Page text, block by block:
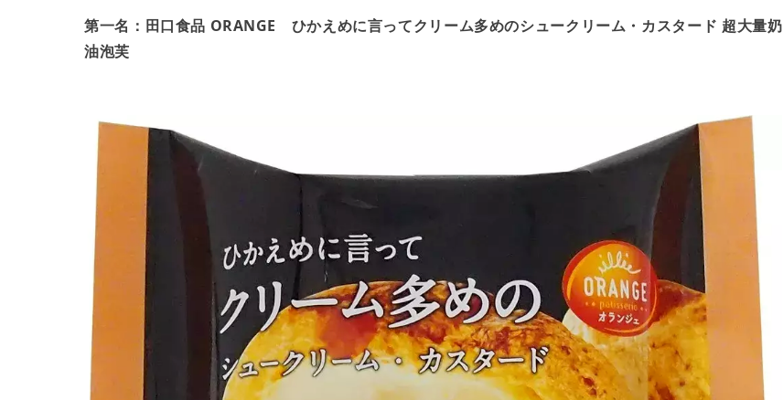
第一名：田口食品 ORANGE ひかえめに言ってクリーム多めのシュークリーム・カスタード 超大量奶
油泡芙